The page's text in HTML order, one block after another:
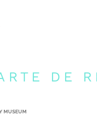
DE
MUSEUM